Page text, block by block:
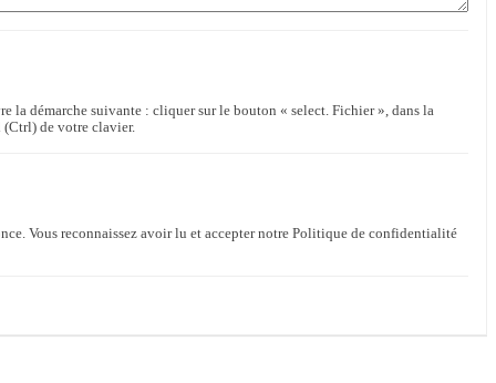
la démarche suivante : cliquer sur le bouton « select. Fichier », dans la
de votre clavier.
Vous reconnaissez avoir lu et accepter notre Politique de confidentialité